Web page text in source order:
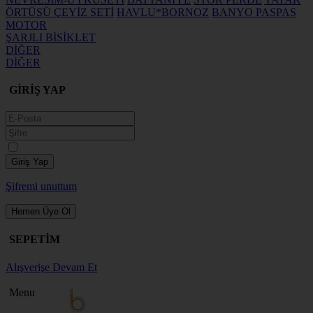
ÖRTÜSÜ ÇEYİZ SETİ HAVLU*BORNOZ BANYO PASPAS
MOTOR
ŞARJLI BİSİKLET
DİĞER
DİĞER
GİRİŞ YAP
Giriş Yap
Şifremi unuttum
Hemen Üye Ol
SEPETİM
Alışverişe Devam Et
Menu